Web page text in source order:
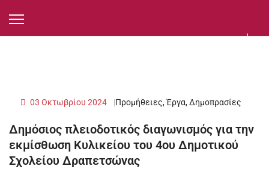
Προμήθειες, Έργα, Δημοπρασίες
03 Οκτωβρίου 2024
Δημόσιος πλειοδοτικός διαγωνισμός για την
εκμίσθωση Κυλικείου του 4ου Δημοτικού
Σχολείου Δραπετσώνας